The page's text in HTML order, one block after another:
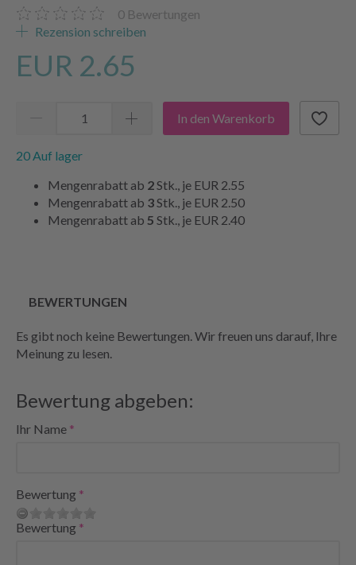
0 Bewertungen
Rezension schreiben
EUR 2.65
In den Warenkorb
20 Auf lager
Mengenrabatt ab 2Stk., je EUR 2.55
Mengenrabatt ab 3Stk., je EUR 2.50
Mengenrabatt ab 5 Stk., je EUR 2.40
BEWERTUNGEN
Es gibt noch keine Bewertungen. Wir freuen uns darauf, Ihre
Meinung zu lesen.
Bewertung abgeben:
Ihr Name
Bewertung
Bewertung